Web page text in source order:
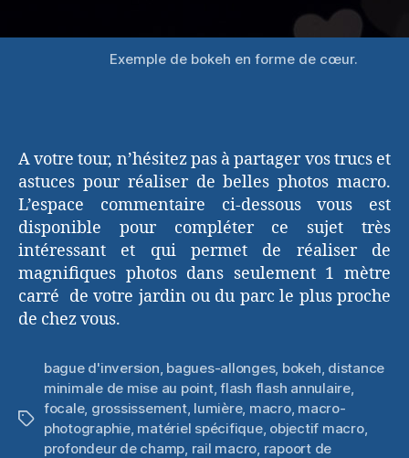
Exemple de bokeh en forme de cœur.
A votre tour, n’hésitez pas à partager vos trucs et
astuces pour réaliser de belles photos macro.
L’espace commentaire ci-dessous vous est
disponible pour compléter ce sujet très
intéressant et qui permet de réaliser de
magnifiques photos dans seulement 1 mètre
carré de votre jardin ou du parc le plus proche
de chez vous.
Étiquettes
bague d'inversion, bagues-allonges, bokeh, distance
minimale de mise au point,flash flash annulaire,
focale, grossissement, lumière, macro, macro-
photographie, matériel spécifique, objectif macro,
profondeur de champ, rail macro, rapoort de